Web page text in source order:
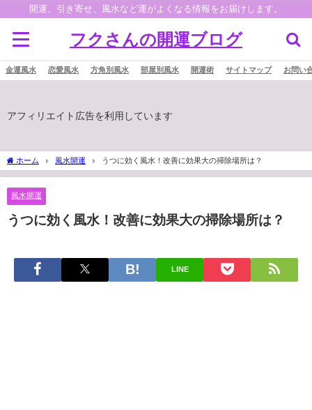
開運、引き寄せ、風水など運がよくなる情報をお届けします。
フクさんの開運ブログ
金運風水 恋愛風水 方角別風水 部屋別風水 開運術 サイトマップ お問い
アフィリエイト広告を利用しています
ホーム 風水開運 うつに効く風水！改善に効果大の掃除場所は？
風水開運
うつに効く風水！改善に効果大の掃除場所は？
LINE